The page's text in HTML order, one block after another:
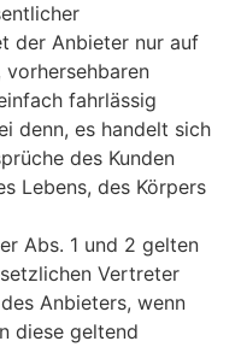
der Anbieter nur auf
fahrlässig
denn, es handelt sich
des Kunden
Lebens, des Körpers
Abs. 1 und 2 gelten
Vertreter
Anbieters, wenn
diese geltend